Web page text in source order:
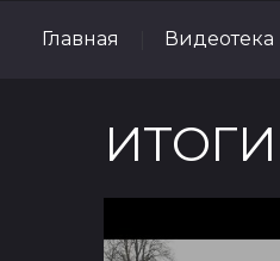
Главная Видеотека